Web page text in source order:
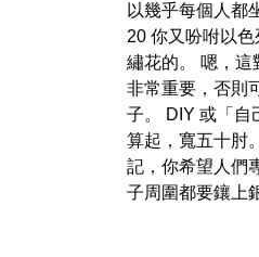
以幾乎每個人都
20 你又吩咐以
繡花的。 嗯，這
非常重要，否則
子。 DIY 或「自
算起，寬五十肘
記，你希望人們
子周圍都要鑲上